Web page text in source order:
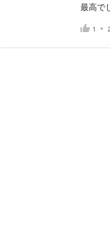
最高で
1